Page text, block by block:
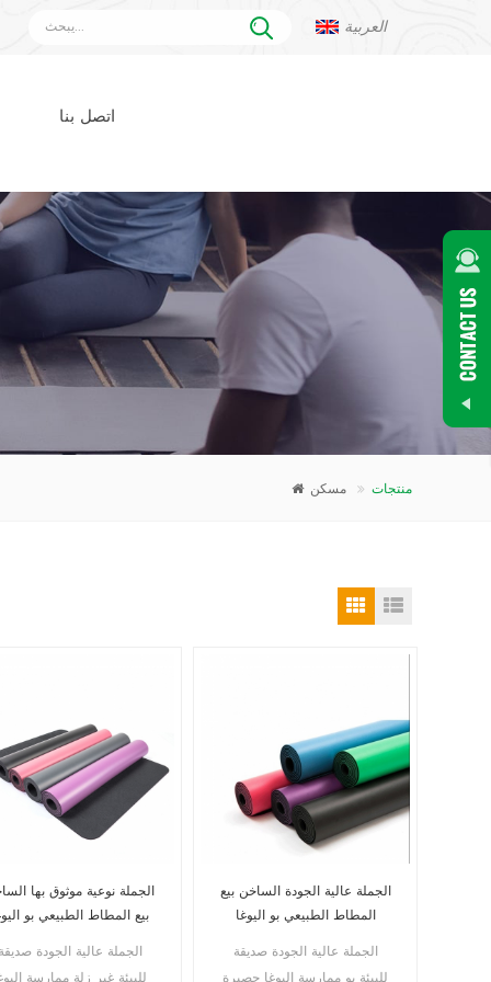
العربية
اتصل بنا
مسكن منتجات
الجملة نوعية موثوق بها
بيع المطاط الطبيعي بو
الجملة عالية الجودة صديقة
الجملة عالية الجودة الساخن بيع
المطاط الطبيعي بو اليوغا
الجملة عالية الجودة صديقة